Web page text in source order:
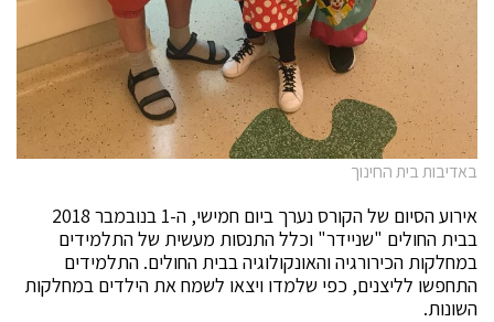
באדיבות בית החינוך
אירוע הסיום של הקורס נערך ביום חמישי, ה-1 בנובמבר 2018
בבית החולים "שניידר" וכלל התנסות מעשית של התלמידים
במחלקות הכירורגיה והאונקולוגיה בבית החולים. התלמידים
התחפשו לליצנים, כפי שלמדו ויצאו לשמח את הילדים במחלקות
השונות.